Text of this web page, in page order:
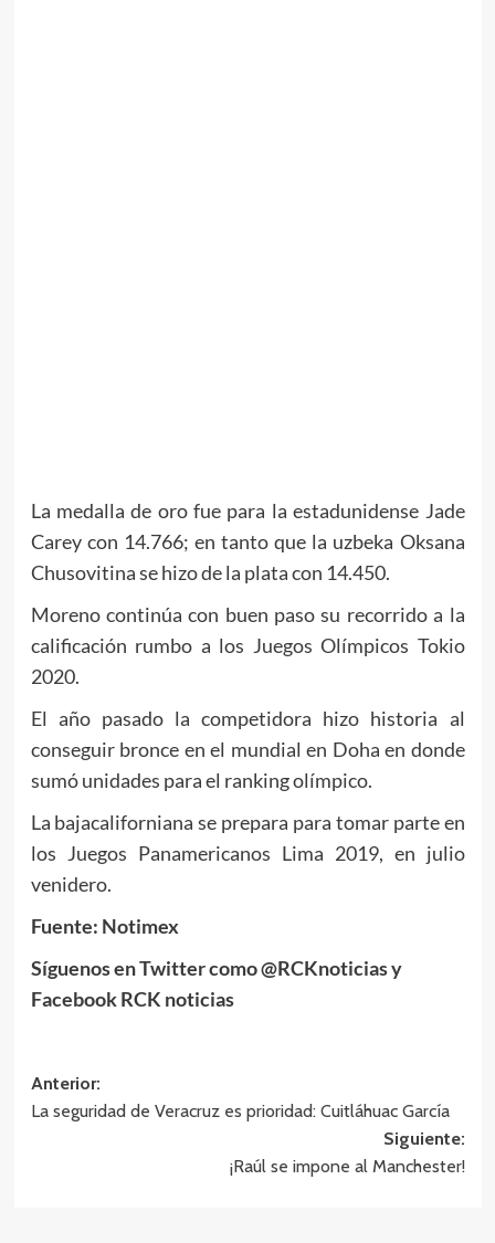
La medalla de oro fue para la estadunidense Jade
Carey con 14.766; en tanto que la uzbeka Oksana
Chusovitina se hizo de la plata con 14.450.
Moreno continúa con buen paso su recorrido a la
calificación rumbo a los Juegos Olímpicos Tokio
2020.
El año pasado la competidora hizo historia al
conseguir bronce en el mundial en Doha en donde
sumó unidades para el ranking olímpico.
La bajacaliforniana se prepara para tomar parte en
los Juegos Panamericanos Lima 2019, en julio
venidero.
Fuente: Notimex
Síguenos en Twitter como @RCKnoticias y
Facebook RCK noticias
Navegación
de
Anterior:
La seguridad de Veracruz es prioridad: Cuitláhuac García
Siguiente:
¡Raúl se impone al Manchester!